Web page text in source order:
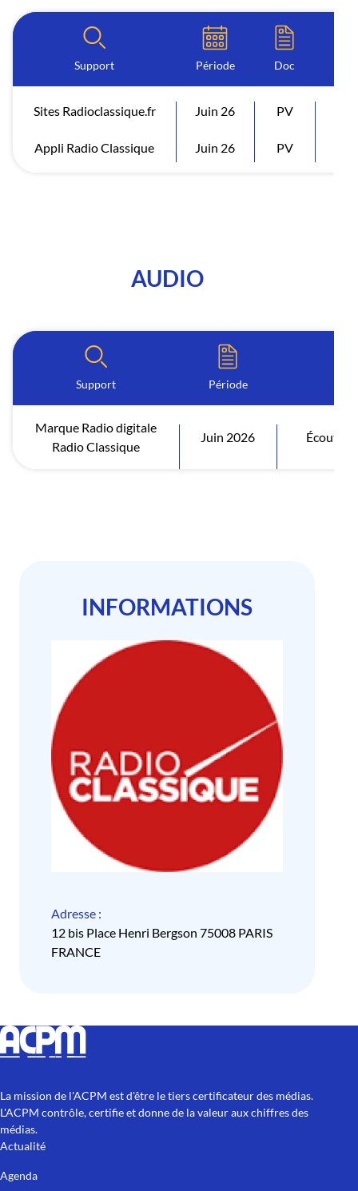
Support Période Doc
Sites Radioclassique.fr Juin 26 PV
Appli Radio Classique Juin 26 PV
AUDIO
Support Période
Marque Radio digitale
Radio Classique
Juin 2026 Écoutes
INFORMATIONS
Adresse :
12 bis Place Henri Bergson 75008 PARIS
FRANCE
La mission de l'ACPM est d'être le tiers certificateur des médias.
L'ACPM contrôle, certifie et donne de la valeur aux chiffres des
médias.
Actualité
Agenda